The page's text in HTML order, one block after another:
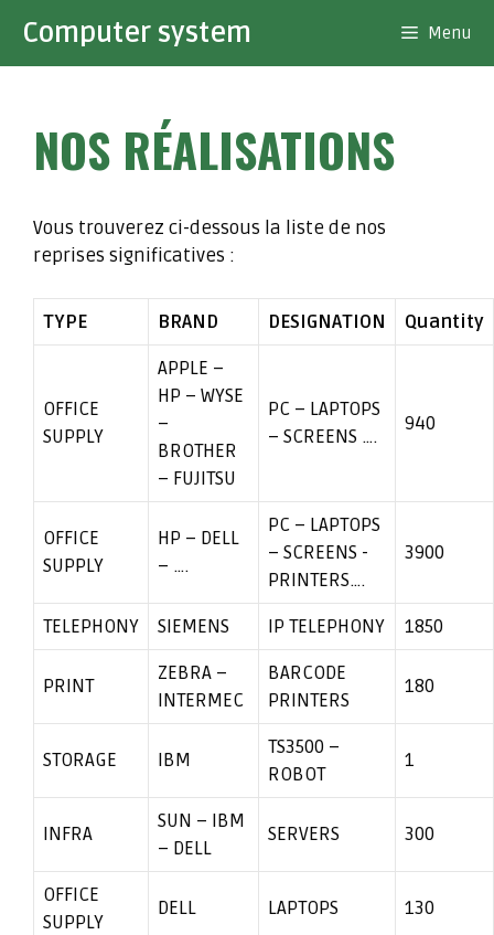
contenu
Computer system Menu
NOS RÉALISATIONS
Vous trouverez ci-dessous la liste de nos
reprises significatives :
TYPE BRAND DESIGNATION Quantity
OFFICE
SUPPLY
APPLE –
HP – WYSE
–
BROTHER
– FUJITSU
PC – LAPTOPS
– SCREENS ….
940
OFFICE
SUPPLY
HP – DELL
– ….
PC – LAPTOPS
– SCREENS -
PRINTERS….
3900
TELEPHONY SIEMENS IP TELEPHONY 1850
PRINT
ZEBRA –
INTERMEC
BARCODE
PRINTERS
180
STORAGE IBM
TS3500 –
ROBOT
1
INFRA
SUN – IBM
– DELL
SERVERS 300
OFFICE
SUPPLY
DELL LAPTOPS 130